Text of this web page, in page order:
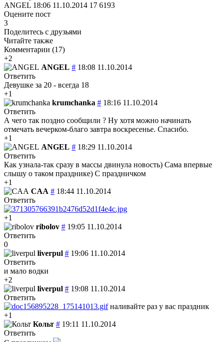
ANGEL 18:06 11.10.2014 17 6193
Оцените пост
3
Поделитесь с друзьями
Читайте также
Комментарии (17)
+2
ANGEL # 18:08 11.10.2014
Ответить
Девушке за 20 - всегда 18
+1
krumchanka # 18:16 11.10.2014
Ответить
А чего так поздно сообщили ? Ну хотя можно начинать
отмечать вечерком-благо завтра воскресенье. Спасибо.
+1
ANGEL # 18:29 11.10.2014
Ответить
Как узнала-так сразу в массы двинула новость) Сама впервые
слышу о таком празднике) С праздничком
+1
CAA # 18:44 11.10.2014
Ответить
+1
ribolov # 19:05 11.10.2014
Ответить
0
liverpul # 19:06 11.10.2014
Ответить
и мало водки
+2
liverpul # 19:08 11.10.2014
Ответить
наливайте раз у вас праздник
+1
Кольт # 19:11 11.10.2014
Ответить